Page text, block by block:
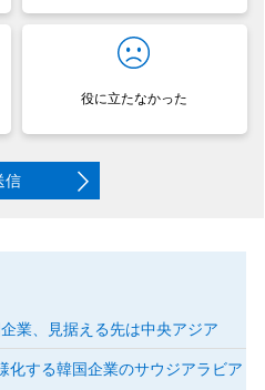
役に立たなかった
信
業、見据える先は中央アジア
化する韓国企業のサウジアラビア